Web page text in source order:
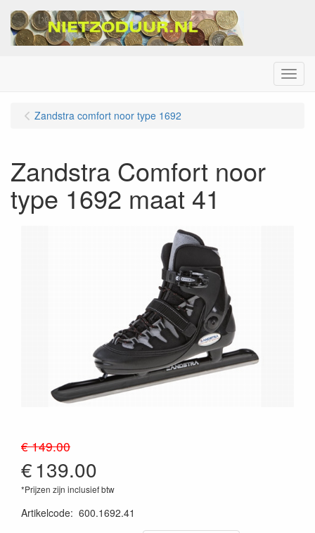
Menu
Zandstra comfort noor type 1692
Zandstra Comfort noor
type 1692 maat 41
€ 149.00
€139.00
*Prijzen zijn inclusief btw
Artikelcode: 600.1692.41